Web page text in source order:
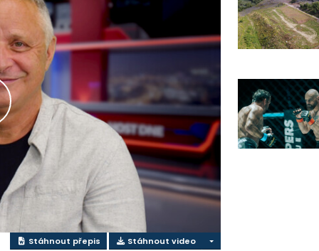
Stáhnout přepis Stáhnout video